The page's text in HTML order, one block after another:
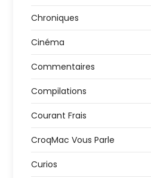
Chroniques
Cinéma
Commentaires
Compilations
Courant Frais
CroqMac Vous Parle
Curios